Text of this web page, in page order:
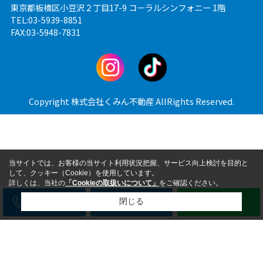
東京都板橋区小豆沢２丁目17-9 コーラルシンフォニー 1階
TEL:03-5939-8851
FAX:03-5948-7831
Copyright 株式会社くみん不動産 AllRights Reserved.
メール
当サイトでは、お客様の当サイト利用状況把握、サービス向上検討を目的と
して、クッキー（Cookie）を使用しています。
詳しくは、当社の 「Cookieの取扱いについて」 をご確認ください。
閉じる